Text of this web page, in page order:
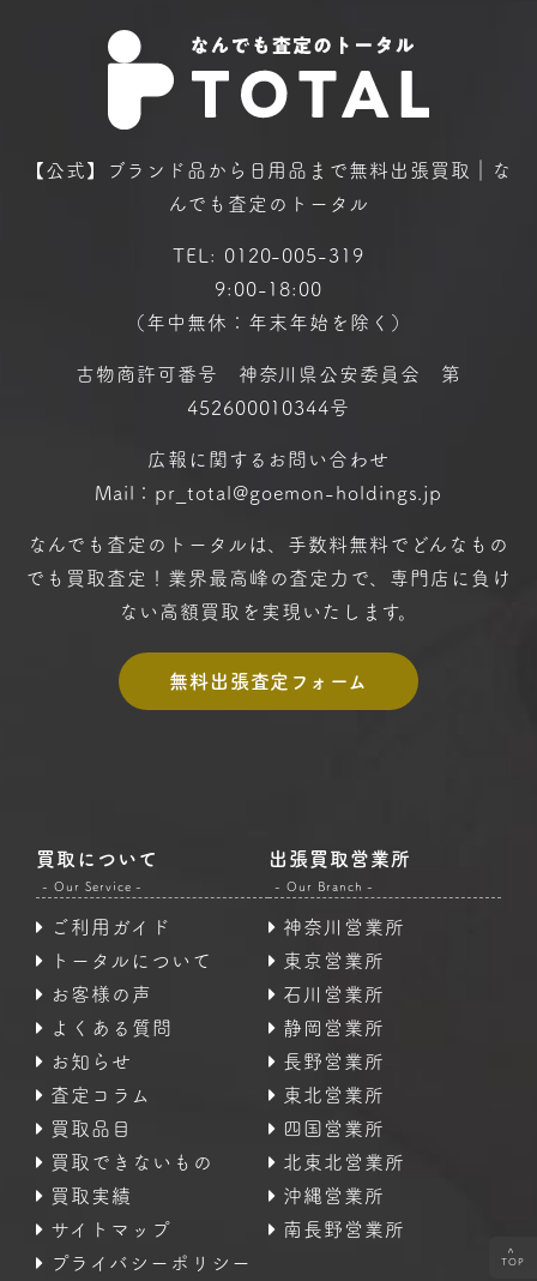
【公式】ブランド品から日用品まで無料出張買取｜な
んでも査定のトータル
TEL: 0120-005-319
9:00-18:00
（年中無休：年末年始を除く）
古物商許可番号 神奈川県公安委員会 第
452600010344号
広報に関するお問い合わせ
Mail：pr_total@goemon-holdings.jp
なんでも査定のトータルは、手数料無料で どんなもの
でも買取査定！ 業界最高峰の査定力で、専門店に 負け
ない高額買取を実現いたします。
無料出張査定フォーム
買取について
- Our Service -
ご利用ガイド
トータルについて
お客様の声
よくある質問
お知らせ
査定コラム
買取品目
買取できないもの
買取実績
サイトマップ
プライバシーポリシー
出張買取営業所
- Our Branch -
神奈川営業所
東京営業所
石川営業所
静岡営業所
長野営業所
東北営業所
四国営業所
北東北営業所
沖縄営業所
南長野営業所
<
TOP